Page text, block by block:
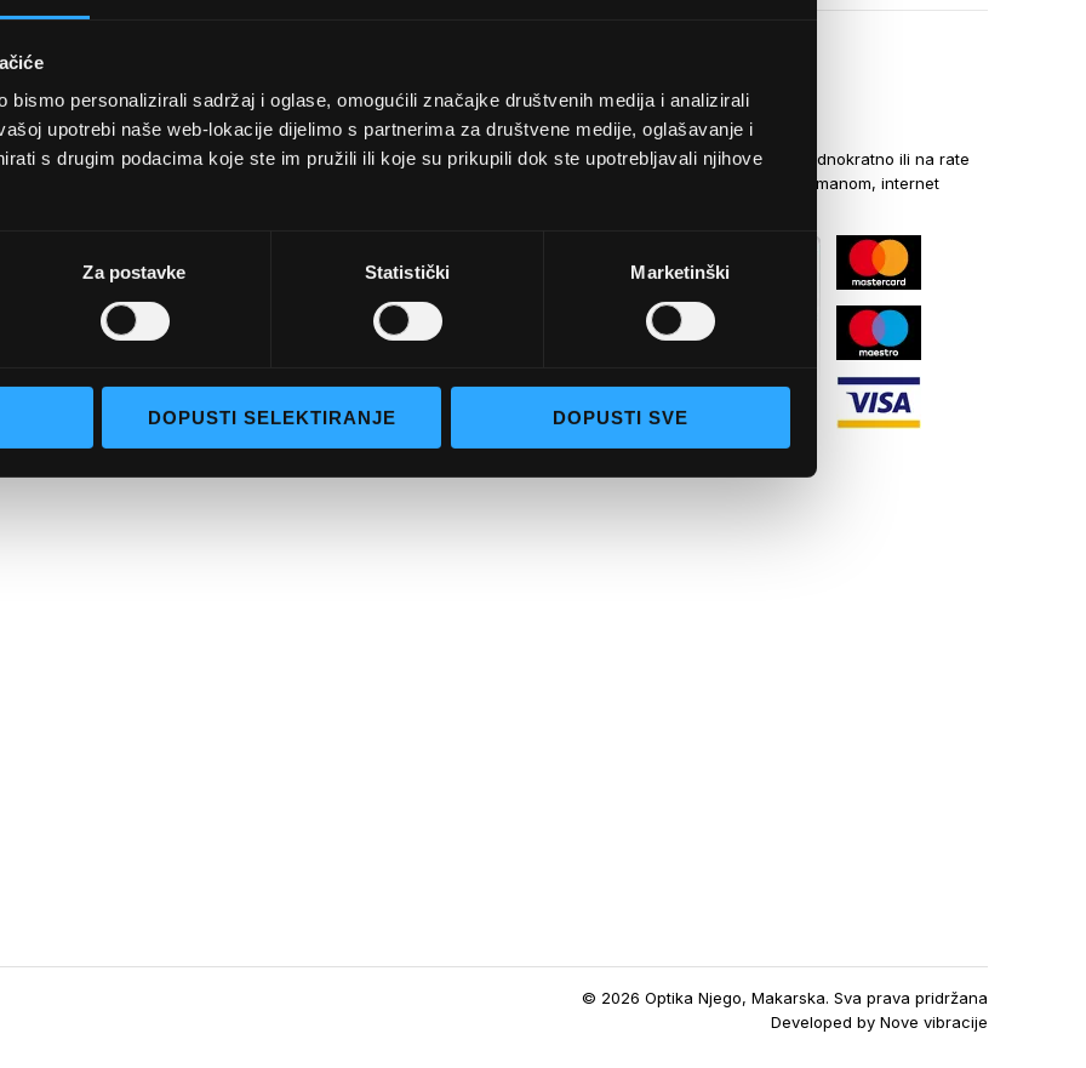
bismo personalizirali sadržaj i oglase, omogućili značajke društvenih medija i analizirali
upotrebi naše web-lokacije dijelimo s partnerima za društvene medije, oglašavanje i
s drugim podacima koje ste im pružili ili koje su prikupili dok ste upotrebljavali njihove
Za postavke Statistički Marketinški
DOPUSTI SELEKTIRANJE DOPUSTI SVE
selection
UVJETI KUPNJE
Opći uvjeti poslovanja
Napredno pretraživanje
Narudžbe i povrati
NAČINI PLAĆANJA
Kreditnim karticama jednokratno ili na rate
općom uplatnicom, virmanom, internet
© 2026 Optika Njego, Makarska. Sva prava pridržana
Developed byNove vibracije